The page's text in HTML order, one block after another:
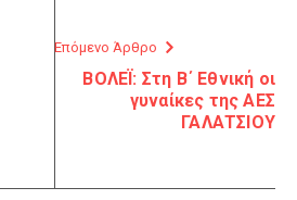
Επόμενο Άρθρο
ΒΟΛΕΪ: Στη Β΄ Εθνική οι
γυναίκες της ΑΕΣ
ΓΑΛΑΤΣΙΟΥ